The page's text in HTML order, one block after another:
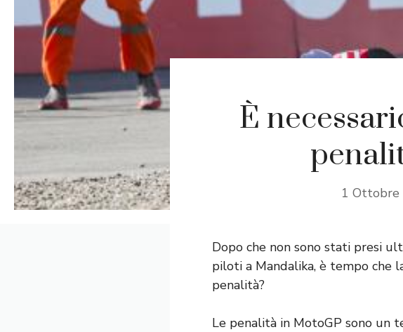
È
1 Ottobre
Dopo che non sono stati presi
piloti a Mandalika, è tempo che
penalità?
Le penalità in MotoGP sono un